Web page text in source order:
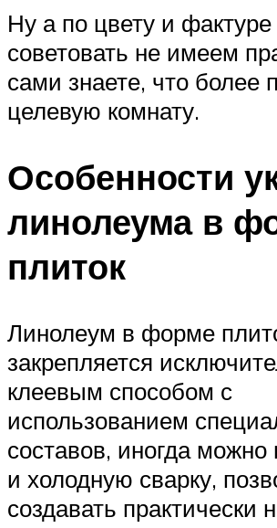
Ну а по цвету и
советовать не имеем
сами знаете, что более
целевую комнату.
Особенности
линолеума в
плиток
Линолеум в форме
закрепляется
клеевым способом с
использованием
составов, иногда
и холодную сварку,
создавать практически